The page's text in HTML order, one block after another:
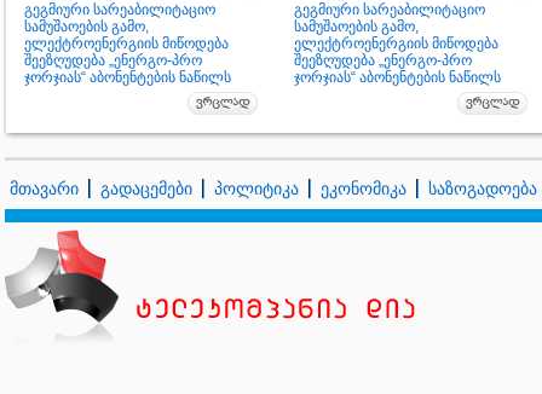
გეგმიური სარეაბილიტაციო
სამუშაოების გამო,
ელექტროენერგიის მიწოდება
შეეზღუდება „ენერგო-პრო
ჯორჯიას“ აბონენტების ნაწილს
გეგმიური სარეაბილიტაციო
სამუშაოების გამო,
ელექტროენერგიის მიწოდება
შეეზღუდება „ენერგო-პრო
ჯორჯიას“ აბონენტების ნაწილს
მთავარი გადაცემები პოლიტიკა ეკონომიკა საზოგადოება